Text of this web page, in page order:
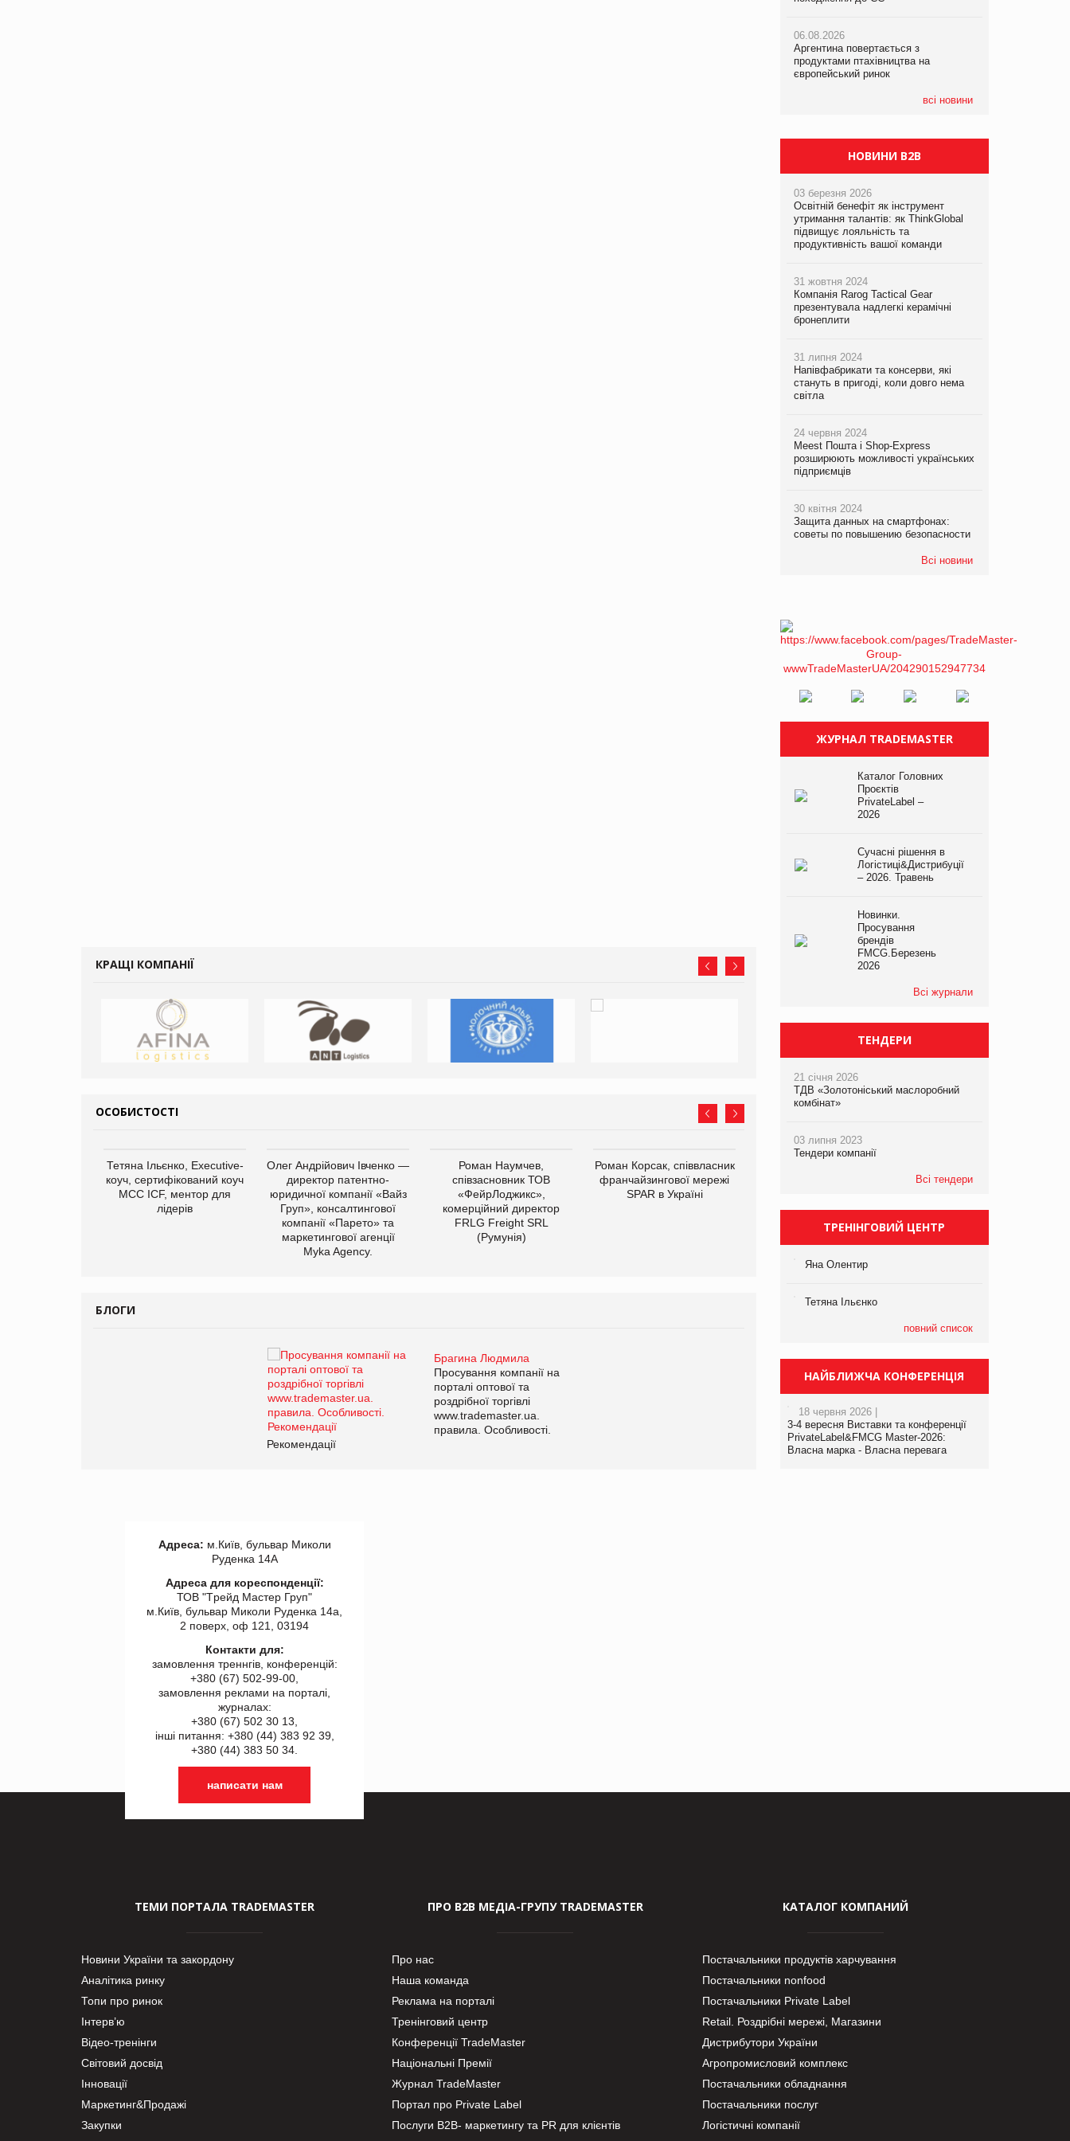
КРАЩІ КОМПАНІЇ
ОСОБИСТОСТІ
Тетяна Ільєнко, Executive-
коуч, сертифікований коуч
МСС ICF, ментор для
лідерів
Олег Андрійович Івченко —
директор патентно-
юридичної компанії «Вайз
Груп», консалтингової
компанії «Парето» та
маркетингової агенції
Myka Agency.
Роман Наумчев,
співзасновник ТОВ
«ФейрЛоджикс»,
комерційний директор
FRLG Freight SRL
(Румунія)
Роман Корсак, співвласник
франчайзингової мережі
SPAR в Україні
виробництва
компанії «УкраМарин»
БЛОГИ
Брагина Людмила
Просування компанії на
порталі оптової та
роздрібної торгівлі
www.trademaster.ua.
правила. Особливості.
Рекомендації
Брагина Людмила
Просування компанії на
www.trademaster.ua.
правила. Особливості.
06.08.2026
Аргентина повертається з
продуктами птахівництва на
європейський ринок
всі новини
05.08.2026
Смачне поповнення дитячого меню:
у VARUS з’явилися новинки від ТМ
ТОКЕРИ
хлібобулочні вироби на
PrivateLabel&FMCG Master 2026
06.08.2026
Аргентина повертається з
продуктами птахівництва на
європейський ринок
НОВИНИ B2B
03 березня 2026
Освітній бенефіт як інструмент
утримання талантів: як ThinkGlobal
підвищує лояльність та
продуктивність вашої команди
31 жовтня 2024
Компанія Rarog Tactical Gear
презентувала надлегкі керамічні
бронеплити
31 липня 2024
Напівфабрикати та консерви, які
стануть в пригоді, коли довго нема
світла
24 червня 2024
Meest Пошта і Shop-Express
розширюють можливості українських
підприємців
30 квітня 2024
Защита данных на смартфонах:
советы по повышению безопасности
Всі новини
ЖУРНАЛ TRADEMASTER
Каталог Головних
Проєктів
PrivateLabel –
2026
Сучасні рішення в
Логістиці&Дистрибуції
– 2026. Травень
Новинки.
Просування
брендів
FMCG.Березень
2026
Всі журнали
ТЕНДЕРИ
21 січня 2026
ТДВ «Золотоніський маслоробний
комбінат»
03 липня 2023
Тендери компанії
Всі тендери
ТРЕНІНГОВИЙ ЦЕНТР
Яна Олентир
Тетяна Ільєнко
повний список
НАЙБЛИЖЧА КОНФЕРЕНЦІЯ
18 червня 2026 |
3-4 вересня Виставки та конференції
PrivateLabel&FMCG Master-2026:
Власна марка - Власна перевага
Адреса: м.Київ, бульвар Миколи
Руденка 14А
Адреса для кореспонденції:
ТОВ "Tрейд Мастер Груп"
м.Київ, бульвар Миколи Руденка 14а,
2 поверх, оф 121, 03194
Контакти для:
замовлення треннгів, конференцій:
+380 (67) 502-99-00,
замовлення реклами на порталі,
журналах:
+380 (67) 502 30 13,
інші питання: +380 (44) 383 92 39,
+380 (44) 383 50 34.
написати нам
ТЕМИ ПОРТАЛА TRADEMASTER
Новини України та закордону
Аналітика ринку
Топи про ринок
Інтерв’ю
Відео-тренінги
Світовий досвід
Інновації
Маркетинг&Продажі
Закупки
ПРО В2В МЕДІА-ГРУПУ TRADEMASTER
Про нас
Наша команда
Реклама на порталі
Тренінговий центр
Конференції TradeMaster
Національні Премії
Журнал TradeMaster
Портал про Private Label
Послуги В2В- маркетингу та PR для клієнтів
КАТАЛОГ КОМПАНИЙ
Постачальники продуктів харчування
Постачальники nonfood
Постачальники Private Label
Retail. Роздрібні мережі, Магазини
Дистрибутори України
Агропромисловий комплекс
Постачальники обладнання
Постачальники послуг
Логістичні компанії